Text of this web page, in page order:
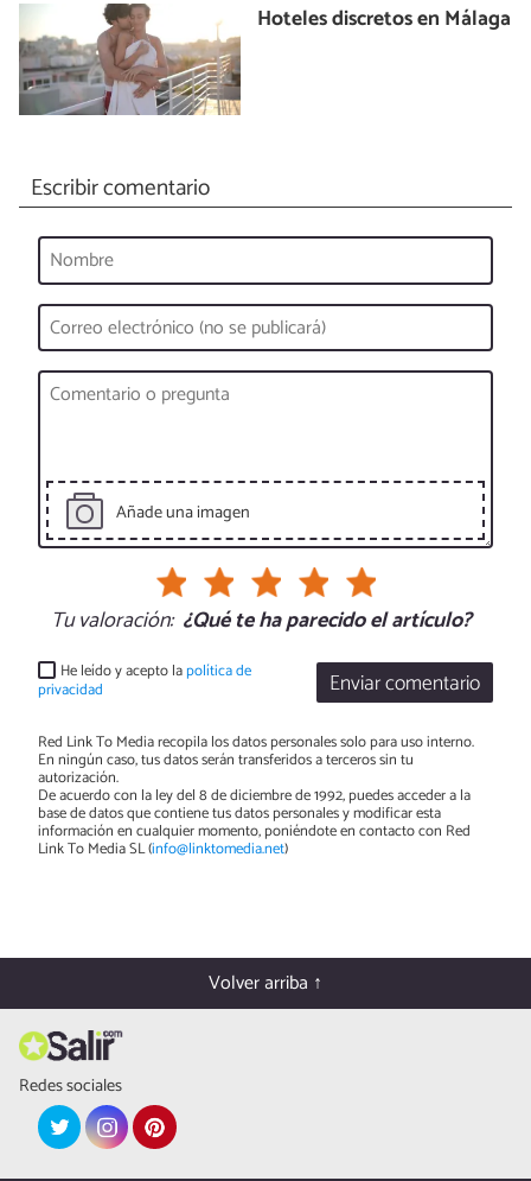
Hoteles discretos en Málaga
Escribir comentario
Añade una imagen
Tu valoración: ¿Qué te ha parecido el artículo?
Enviar comentario
He leído y acepto lapolítica de
privacidad
Red Link To Media recopila los datos personales solo para uso interno.
En ningún caso, tus datos serán transferidos a terceros sin tu
autorización.
De acuerdo con la ley del 8 de diciembre de 1992, puedes acceder a la
base de datos que contiene tus datos personales y modificar esta
información en cualquier momento, poniéndote en contacto con Red
Link To Media SL (info@linktomedia.net)
Volver arriba ↑
Redes sociales